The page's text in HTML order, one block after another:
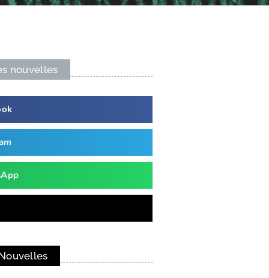
nouvelles